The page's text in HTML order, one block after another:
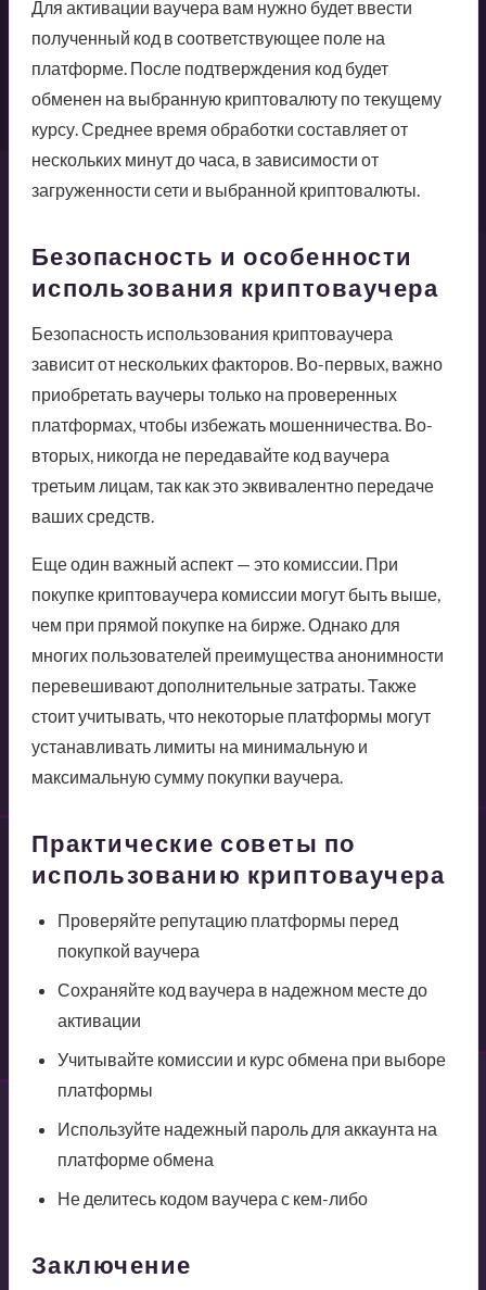
Для активации ваучера вам нужно будет ввести
полученный код в соответствующее поле на
платформе. После подтверждения код будет
обменен на выбранную криптовалюту по текущему
курсу. Среднее время обработки составляет от
нескольких минут до часа, в зависимости от
загруженности сети и выбранной криптовалюты.
Безопасность и особенности
использования криптоваучера
Безопасность использования криптоваучера
зависит от нескольких факторов. Во-первых, важно
приобретать ваучеры только на проверенных
платформах, чтобы избежать мошенничества. Во-
вторых, никогда не передавайте код ваучера
третьим лицам, так как это эквивалентно передаче
ваших средств.
Еще один важный аспект — это комиссии. При
покупке криптоваучера комиссии могут быть выше,
чем при прямой покупке на бирже. Однако для
многих пользователей преимущества анонимности
перевешивают дополнительные затраты. Также
стоит учитывать, что некоторые платформы могут
устанавливать лимиты на минимальную и
максимальную сумму покупки ваучера.
Практические советы по
использованию криптоваучера
Проверяйте репутацию платформы перед
покупкой ваучера
Сохраняйте код ваучера в надежном месте до
активации
Учитывайте комиссии и курс обмена при выборе
платформы
Используйте надежный пароль для аккаунта на
платформе обмена
Не делитесь кодом ваучера с кем-либо
Заключение